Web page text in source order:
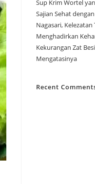
Sup Krim Wortel
Sajian Sehat
Nagasari,
Menghadirkan
Kekurangan Zat
Mengatasinya
Recent